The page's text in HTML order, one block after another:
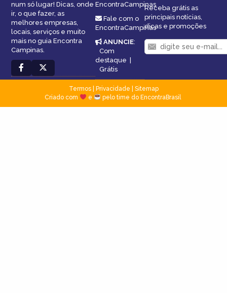
num só lugar! Dicas, onde
ir, o que fazer, as
melhores empresas,
locais, serviços e muito
mais no guia Encontra
Campinas.
EncontraCampinas
Fale com o
EncontraCampinas
ANUNCIE:
Com
destaque
Grátis
Receba grátis as
principais notícias,
dicas e promoções
Termos| Privacidade
Sitemap
Criado com
e pelo time do EncontraBrasil